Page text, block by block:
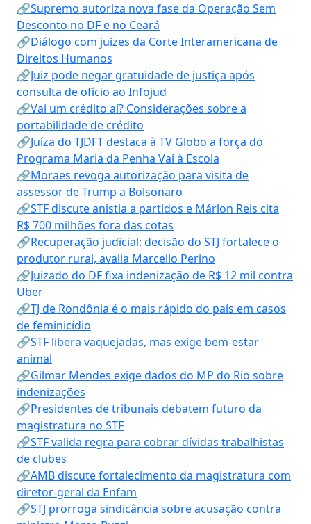
🔗Supremo autoriza nova fase da Operação Sem
Desconto no DF e no Ceará
🔗Diálogo com juízes da Corte Interamericana de
Direitos Humanos
🔗Juiz pode negar gratuidade de justiça após
consulta de ofício ao Infojud
🔗Vai um crédito aí? Considerações sobre a
portabilidade de crédito
🔗Juíza do TJDFT destaca à TV Globo a força do
Programa Maria da Penha Vai à Escola
🔗Moraes revoga autorização para visita de
assessor de Trump a Bolsonaro
🔗STF discute anistia a partidos e Márlon Reis cita
R$ 700 milhões fora das cotas
🔗Recuperação judicial: decisão do STJ fortalece o
produtor rural, avalia Marcello Perino
🔗Juizado do DF fixa indenização de R$ 12 mil contra
Uber
🔗TJ de Rondônia é o mais rápido do país em casos
de feminicídio
🔗STF libera vaquejadas, mas exige bem-estar
animal
🔗Gilmar Mendes exige dados do MP do Rio sobre
indenizações
🔗Presidentes de tribunais debatem futuro da
magistratura no STF
🔗STF valida regra para cobrar dívidas trabalhistas
de clubes
🔗AMB discute fortalecimento da magistratura com
diretor-geral da Enfam
🔗STJ prorroga sindicância sobre acusação contra